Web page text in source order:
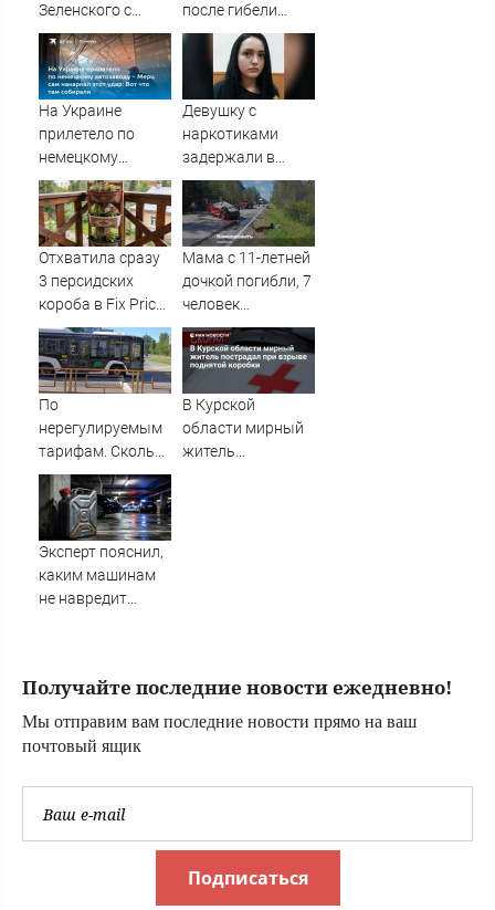
Зеленского с
портретами
Путина
после гибели
плода в
белорецкой
больнице
На Украине
прилетело по
немецкому
автозаводу -
Мерц сам
накаркал этот
удар: Вот что там
собирали
Девушку с
наркотиками
задержали в
Твери – Новости
Твери и городов
Тверской области
сегодня -
Afanasy.biz –
Тверь новости.
Новости. Ново
Отхватила сразу
3 персидских
короба в Fix Price:
вот какое
украшение для
дачи получилось
Мама с 11-летней
дочкой погибли, 7
человек
пострадали в ДТП
в Тюменской
области
По
нерегулируемым
тарифам. Сколько
мы заплатим за
проезд в
автобусах
В Курской
области мирный
житель
Эксперт пояснил,
каким машинам
не навредит
Получайте последние новости ежедневно!
Мы отправим вам последние новости прямо на ваш
почтовый ящик
Подписаться